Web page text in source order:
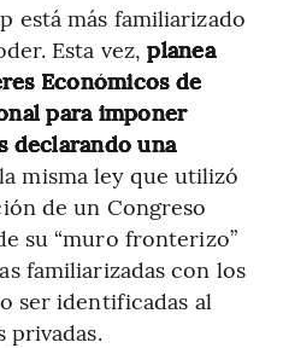
está más familiarizado
Esta vez, planea
Económicos de
para imponer
declarando una
misma ley que utilizó
de un Congreso
su “muro fronterizo”
familiarizadas con los
ser identificadas al
privadas.